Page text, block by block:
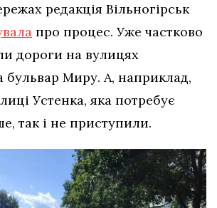
редакція Вільногірськ
про процес. Уже частково
дороги на вулицях
бульвар Миру. А, наприклад,
Устенка, яка потребує
так і не приступили.